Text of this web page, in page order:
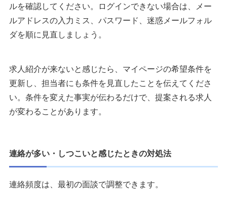
ルを確認してください。ログインできない場合は、メー
ルアドレスの入力ミス、パスワード、迷惑メールフォル
ダを順に見直しましょう。
求人紹介が来ないと感じたら、マイページの希望条件を
更新し、担当者にも条件を見直したことを伝えてくださ
い。条件を変えた事実が伝わるだけで、提案される求人
が変わることがあります。
連絡が多い・しつこいと感じたときの対処法
連絡頻度は、最初の面談で調整できます。